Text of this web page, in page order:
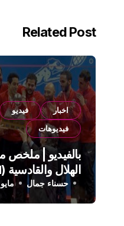
Related Post
اخبار
فيديو
فيديوهات
بالفيديو | ملخص
الدوري السعودي
حسناء جمال مايو 13, 2025